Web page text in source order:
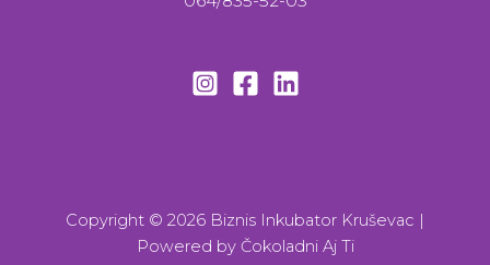
Copyright © 2026 Biznis Inkubator Kruševac |
Powered by Čokoladni Aj Ti